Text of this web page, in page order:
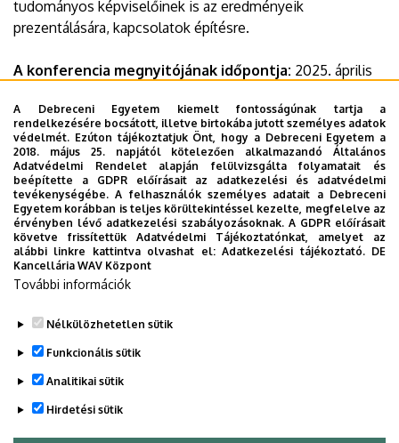
tudományos képviselőinek is az eredményeik
prezentálására, kapcsolatok építésre.
A konferencia megnyitójának időpontja: 2025. április
Helyszín:Debreceni Egyetem Gyermeknevelési és
Gyógypedagógiai Kar, Hajdúböszörmény, Désány István u.
1- 9.
Dokumentumok
Rövid program (238.16 KB)
Plakát (224.08 KB)
Last update: 2025. 04. 14. 15:53
A Debreceni Egyetem kiemelt fontosságúnak tartja a
rendelkezésére bocsátott, illetve birtokába jutott személyes adatok
védelmét. Ezúton tájékoztatjuk Önt, hogy a Debreceni Egyetem a
2018. május 25. napjától kötelezően alkalmazandó Általános
Adatvédelmi Rendelet alapján felülvizsgálta folyamatait és
beépítette a GDPR előírásait az adatkezelési és adatvédelmi
tevékenységébe. A felhasználók személyes adatait a Debreceni
Egyetem korábban is teljes körültekintéssel kezelte, megfelelve az
érvényben lévő adatkezelési szabályozásoknak. A GDPR előírásait
követve frissítettük Adatvédelmi Tájékoztatónkat, amelyet az
alábbi linkre kattintva olvashat el:Adatkezelési tájékoztató. DE
Kancellária WAV Központ
További információk
Nélkülözhetetlen sütik
Funkcionális sütik
Analitikai sütik
Hirdetési sütik